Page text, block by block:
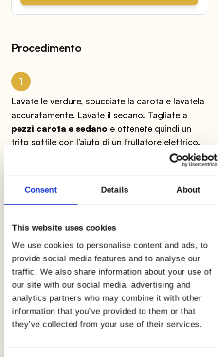
Consent Details About
This website uses cookies
We use cookies to personalise content and ads, to
provide social media features and to analyse our
traffic. We also share information about your use of
our site with our social media, advertising and
analytics partners who may combine it with other
information that you’ve provided to them or that
they’ve collected from your use of their services.
Procedimento
1
Lavate le verdure, sbucciate la carota e lavatela
accuratamente. Lavate il sedano. Tagliate a
pezzi carota e sedano e ottenete quindi un
trito sottile con l’aiuto di un frullatore elettrico.
garza
, il rosmarino, l’alloro e lo
2
Rosolate la carne tritata in una casseruola
molto calda, avendo cura di sgranare il
macinato con un cucchiaio di legno e di
mantenere una fiamma sostenuta.
3